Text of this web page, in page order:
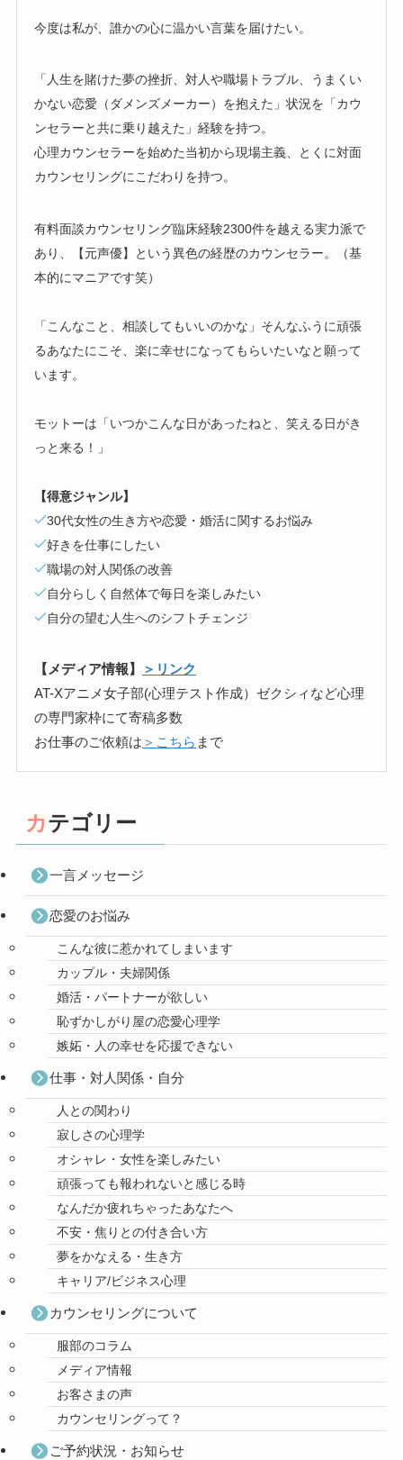
今度は私が、誰かの心に温かい言葉を届けたい。
「人生を賭けた夢の挫折、対人や職場トラブル、うまくい
かない恋愛（ダメンズメーカー）を抱えた」状況を「カウ
ンセラーと共に乗り越えた」経験を持つ。
心理カウンセラーを始めた当初から現場主義、とくに対面
カウンセリングにこだわりを持つ。
有料面談カウンセリング臨床経験2300件を越える実力派で
あり、【元声優】という異色の経歴のカウンセラー。（基
本的にマニアです笑）
「こんなこと、相談してもいいのかな」そんなふうに頑張
るあなたにこそ、楽に幸せになってもらいたいなと願って
います。
モットーは「いつかこんな日があったねと、笑える日がき
っと来る！」
【得意ジャンル】
30代女性の生き方や恋愛・婚活に関するお悩み
好きを仕事にしたい
職場の対人関係の改善
自分らしく自然体で毎日を楽しみたい
自分の望む人生へのシフトチェンジ
【メディア情報】
＞リンク
AT-Xアニメ女子部(心理テスト作成）ゼクシィなど心理
の専門家枠にて寄稿多数
お仕事のご依頼は ＞こちら まで
カテゴリー
一言メッセージ
恋愛のお悩み
こんな彼に惹かれてしまいます
カップル・夫婦関係
婚活・パートナーが欲しい
恥ずかしがり屋の恋愛心理学
嫉妬・人の幸せを応援できない
仕事・対人関係・自分
人との関わり
寂しさの心理学
オシャレ・女性を楽しみたい
頑張っても報われないと感じる時
なんだか疲れちゃったあなたへ
不安・焦りとの付き合い方
夢をかなえる・生き方
キャリア/ビジネス心理
カウンセリングについて
服部のコラム
メディア情報
お客さまの声
カウンセリングって？
ご予約状況・お知らせ